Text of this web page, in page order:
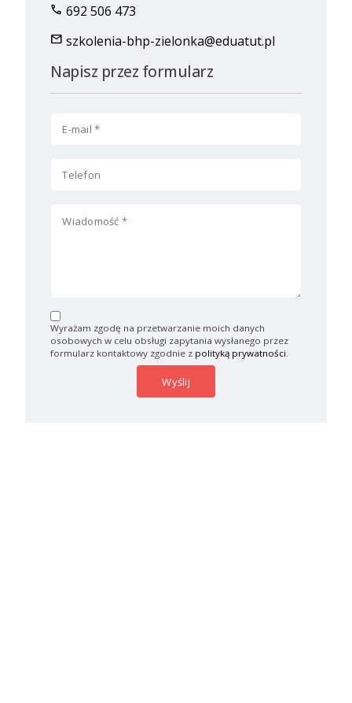
call 692 506 473
mail szkolenia-bhp-zielonka@eduatut.pl
Napisz przez formularz
Wyrażam zgodę na przetwarzanie moich danych
osobowych w celu obsługi zapytania wysłanego przez
formularz kontaktowy zgodnie z polityką prywatności.